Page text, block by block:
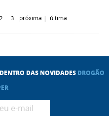
2 3 próxima | última
DAS NOVIDADES DROGÃO